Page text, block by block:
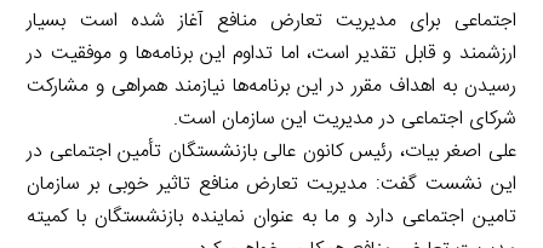
اجتماعی برای مدیریت تعارض منافع آغاز شده است بسیار
ارزشمند و قابل تقدیر است، اما تداوم این برنامه‌ها و موفقیت در
رسیدن به اهداف مقرر در این برنامه‌ها نیازمند همراهی و مشارکت
شرکای اجتماعی در مدیریت این سازمان است.
علی اصغر بیات، رئیس کانون عالی بازنشستگان تأمین اجتماعی در
این نشست گفت: مدیریت تعارض منافع تاثیر خوبی بر سازمان
تامین اجتماعی دارد و ما به عنوان نماینده بازنشستگان با کمیته